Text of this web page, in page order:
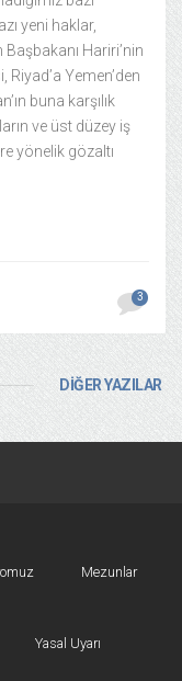
yeni haklar,
Hariri’nin
Yemen’den
buna karşılık
ve üst düzey iş
yönelik gözaltı
3
DİĞER YAZILAR
Mezunlar
Yasal Uyarı